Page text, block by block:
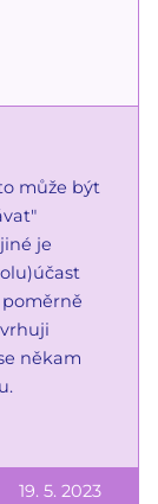
může být
je
poměrně
někam
19. 5. 2023